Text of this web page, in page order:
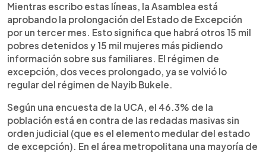
Mientras escribo estas líneas, la Asamblea está
aprobando la prolongación del Estado de Excepción
por un tercer mes. Esto significa que habrá otros 15 mil
pobres detenidos y 15 mil mujeres más pidiendo
información sobre sus familiares. El régimen de
excepción, dos veces prolongado, ya se volvió lo
regular del régimen de Nayib Bukele.
Según una encuesta de la UCA, el 46.3% de la
población está en contra de las redadas masivas sin
orden judicial (que es el elemento medular del estado
de excepción). En el área metropolitana una mayoría de